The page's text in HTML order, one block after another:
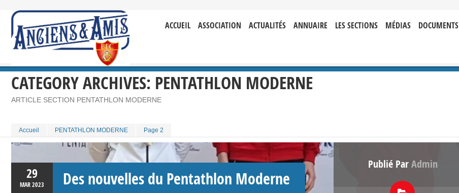
ACCUEIL ASSOCIATION ACTUALITÉS ANNUAIRE LES SECTIONS MÉDIAS DOCUMENTS
CATEGORY ARCHIVES: PENTATHLON MODERNE
ARTICLE SECTION PENTATHLON MODERNE
Accueil PENTATHLON MODERNE Page 2
29
MAR2023 Des nouvelles du Pentathlon Moderne
Publié ParAdmin